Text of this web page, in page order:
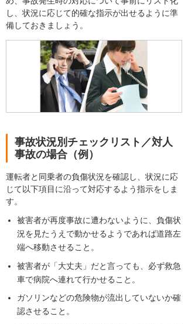
し、状況に応じて的確な指示が出せるように準
備しておきましょう。
事故状況別チェックリスト／対人
事故の場合（例）
運転者と同乗者の負傷状況を確認し、状況に応
じて以下項目に沿って対応するよう指示をしま
す。
被害者が再度事故に遭わないように、負傷状
況を見たうえで動かせるようであれば道路左
端へ移動させること。
被害者が「大丈夫」だと言っても、必ず救急
車で病院へ連れて行かせること。
ガソリンなどの危険物が流出していないか確
認させること。